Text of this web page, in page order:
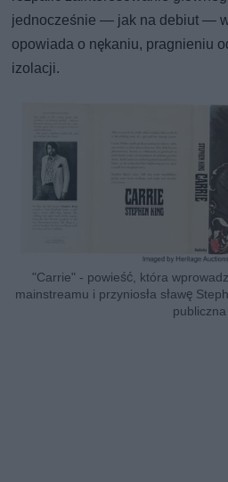
jednocześnie — jak na debiut —
opowiada o nękaniu, pragnieniu
izolacji.
"Carrie" - powieść, która
mainstreamu i przyniosła sławę
publiczna